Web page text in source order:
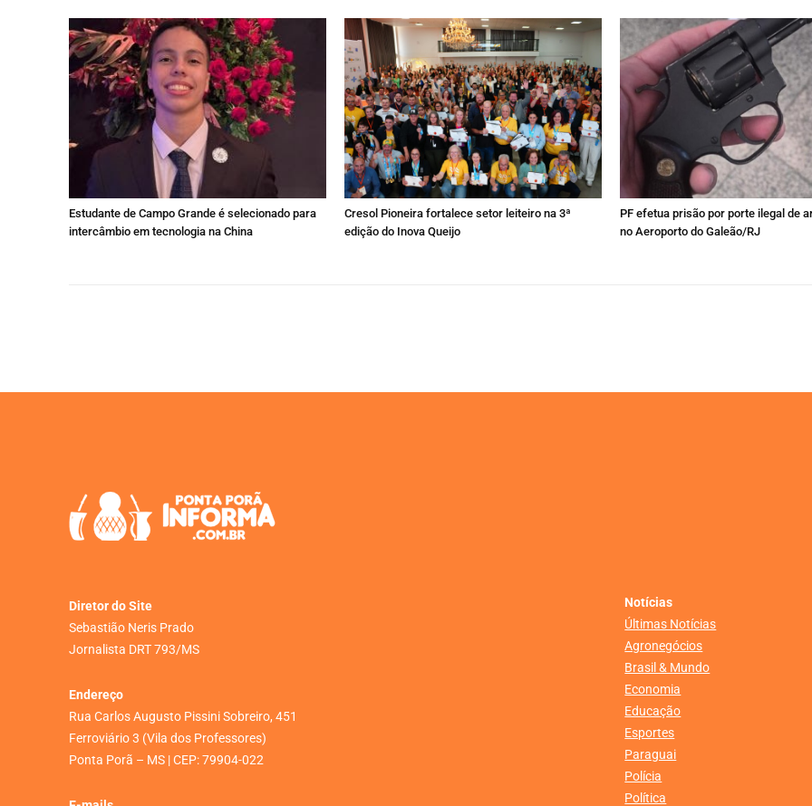
Estudante de Campo Grande é selecionado para
intercâmbio em tecnologia na China
Cresol Pioneira fortalece setor leiteiro na 3ª
edição do Inova Queijo
PF efetua prisão por porte ilegal de
no Aeroporto do Galeão/RJ
Diretor do Site
Sebastião Neris Prado
Jornalista DRT 793/MS
Endereço
Rua Carlos Augusto Pissini Sobreiro, 451
Ferroviário 3 (Vila dos Professores)
Ponta Porã – MS | CEP: 79904-022
Notícias
Últimas Notícias
Agronegócios
Brasil & Mundo
Economia
Educação
Esportes
Paraguai
Polícia
Política